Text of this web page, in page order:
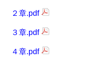
２章.pdf
３章.pdf
４章.pdf